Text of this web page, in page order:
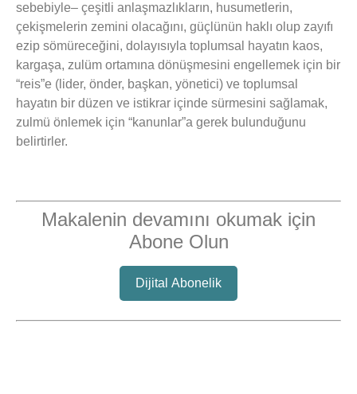
sebebiyle– çeşitli anlaşmazlıkların, husumetlerin,
çekişmelerin zemini olacağını, güçlünün haklı olup zayıfı
ezip sömüreceğini, dolayısıyla toplumsal hayatın kaos,
kargaşa, zulüm ortamına dönüşmesini engellemek için bir
“reis”e (lider, önder, başkan, yönetici) ve toplumsal
hayatın bir düzen ve istikrar içinde sürmesini sağlamak,
zulmü önlemek için “kanunlar”a gerek bulunduğunu
belirtirler.
Makalenin devamını okumak için
Abone Olun
Dijital Abonelik